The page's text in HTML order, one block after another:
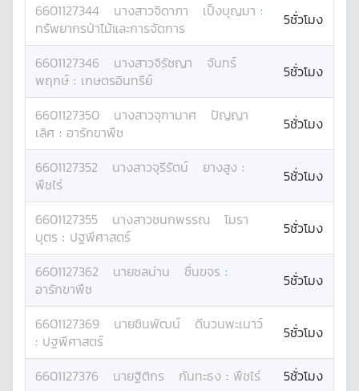
6601127344 นางสาวจิดาภา เป็งบุญมา :
ทรัพยากรป่าไม้และการจัดการ
5ชั่วโมง
6601127346 นางสาวจิรัชญา
จันทร์
พฤกษ์ : เกษตรอินทรีย์ 5ชั่วโมง
6601127350 นางสาวจุฑามาศ
ปัญญา
เลิศ : อารักขาพืช 5ชั่วโมง
6601127352 นางสาวจุรีรัตน์ ยางสูง :
พืชไร่
5ชั่วโมง
6601127355 นางสาวชนกพรรณ
โมรา
บุตร : ปฐพีศาสตร์ 5ชั่วโมง
6601127362 นายชลน่าน ชื่นขจร :
อารักขาพืช
5ชั่วโมง
6601127369 นายชินพัฒน์
ดีนวนพะเนาว์
: ปฐพีศาสตร์ 5ชั่วโมง
6601127376 นายฐิติกร กันทะธง : พืชไร่
5ชั่วโมง